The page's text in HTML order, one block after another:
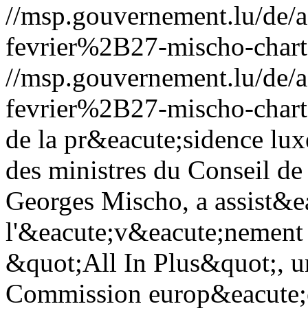
//msp.gouvernement.lu/
fevrier%2B27-mischo-
//msp.gouvernement.lu/
fevrier%2B27-mischo-
de la pr&eacute;sidence
des ministres du Conseil
Georges Mischo, a
&quot;All In Plus&quot;,
Commission